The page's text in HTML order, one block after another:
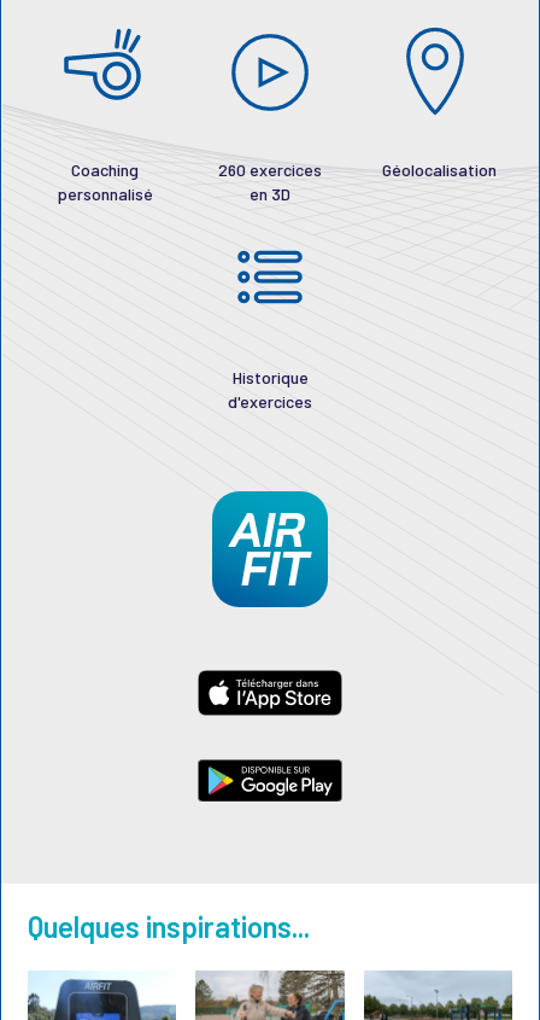
Coaching
personnalisé
260 exercices
en 3D
Géolocalisation
Historique
d'exercices
Quelques inspirations...